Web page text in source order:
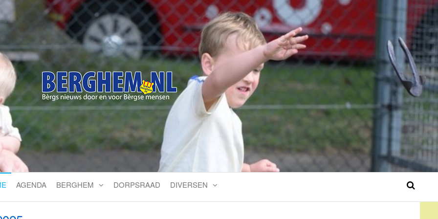
Bérgs nieuws door en voor Bérgse mensen
AGENDA BERGHEM DORPSRAAD DIVERSEN